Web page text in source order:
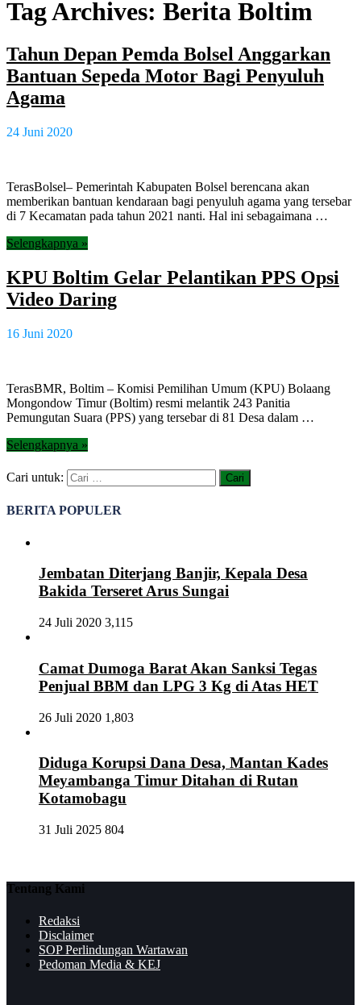
Tag Archives: Berita Boltim
Tahun Depan Pemda Bolsel Anggarkan
Bantuan Sepeda Motor Bagi Penyuluh
Agama
24 Juni 2020
TerasBolsel– Pemerintah Kabupaten Bolsel berencana akan
memberikan bantuan kendaraan bagi penyuluh agama yang tersebar
di 7 Kecamatan pada tahun 2021 nanti. Hal ini sebagaimana …
Selengkapnya »
KPU Boltim Gelar Pelantikan PPS Opsi
Video Daring
16 Juni 2020
TerasBMR, Boltim – Komisi Pemilihan Umum (KPU) Bolaang
Mongondow Timur (Boltim) resmi melantik 243 Panitia
Pemungutan Suara (PPS) yang tersebar di 81 Desa dalam …
Selengkapnya »
Cari untuk:
BERITA POPULER
Jembatan Diterjang Banjir, Kepala Desa
Bakida Terseret Arus Sungai
24 Juli 2020 3,115
Camat Dumoga Barat Akan Sanksi Tegas
Penjual BBM dan LPG 3 Kg di Atas HET
26 Juli 2020 1,803
Diduga Korupsi Dana Desa, Mantan Kades
Meyambanga Timur Ditahan di Rutan
Kotamobagu
31 Juli 2025 804
Tentang Kami
Redaksi
Disclaimer
SOP Perlindungan Wartawan
Pedoman Media & KEJ